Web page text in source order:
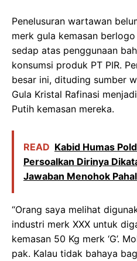
Penelusuran wartawan
merk gula kemasan berlogo
sedap atas penggunaan
konsumsi produk PT PIR.
besar ini, dituding sumber
Gula Kristal Rafinasi
Putih kemasan mereka.
READ Kabid Humas
Persoalkan Dirinya
Jawaban Menohok
“Orang saya melihat
industri merk XXX untuk
kemasan 50 Kg merk ‘G’.
pak. Kalau tidak bahaya